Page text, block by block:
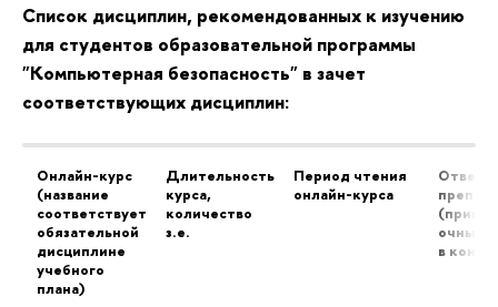
Список дисциплин, рекомендованных к изучению
для студентов образовательной программы
"Компьютерная безопасность" в зачет
соответствующих дисциплин:
Онлайн-курс
(название
соответствует
обязательной
дисциплине
учебного
плана)
Длительность
курса,
количество
з.е.
Период чтения
онлайн-курса
очный
в конце